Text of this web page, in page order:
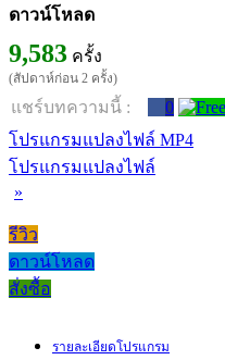
ดาวน์โหลด
9,583 ครั้ง
(สัปดาห์ก่อน 2 ครั้ง)
แชร์บทความนี้ :
0
โปรแกรมแปลงไฟล์ MP4
โปรแกรมแปลงไฟล์
»
รีวิว
ดาวน์โหลด
สั่งซื้อ
รายละเอียดโปรแกรม